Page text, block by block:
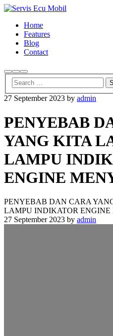
Home
Features
Blog
Contact
Search
More
info
Main
menu
27 September 2023 by admin
PENYEBAB
YANG KITA
LAMPU
ENGINE
PENYEBAB DAN CARA
LAMPU INDIKATOR
27 September 2023 by admin